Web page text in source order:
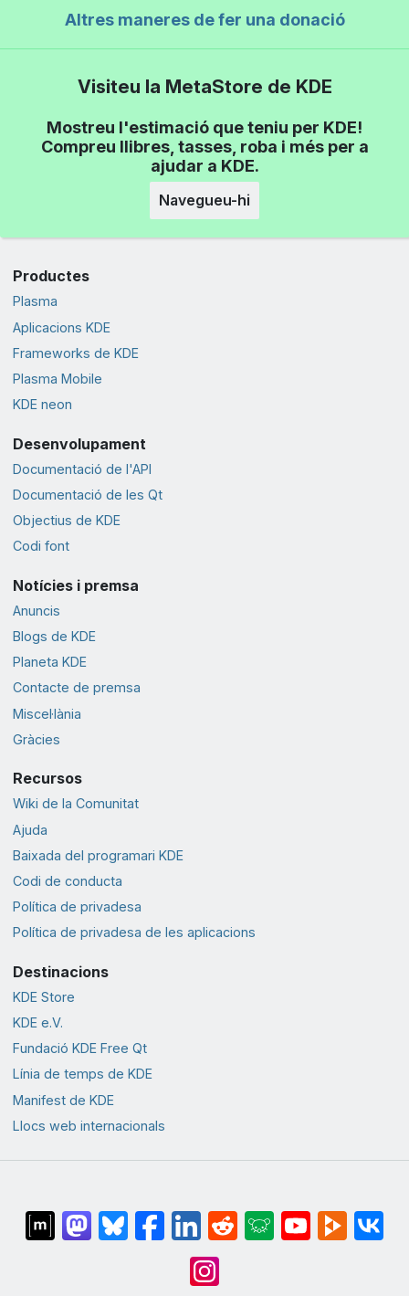
Altres maneres de fer una donació
Visiteu la MetaStore de KDE
Mostreu l'estimació que teniu per KDE!
Compreu llibres, tasses, roba i més per a
ajudar a KDE.
Navegueu-hi
Productes
Plasma
Aplicacions KDE
Frameworks de KDE
Plasma Mobile
KDE neon
Desenvolupament
Documentació de l'API
Documentació de les Qt
Objectius de KDE
Codi font
Notícies i premsa
Anuncis
Blogs de KDE
Planeta KDE
Contacte de premsa
Miscel·lània
Gràcies
Recursos
Wiki de la Comunitat
Ajuda
Baixada del programari KDE
Codi de conducta
Política de privadesa
Política de privadesa de les aplicacions
Destinacions
KDE Store
KDE e.V.
Fundació KDE Free Qt
Línia de temps de KDE
Manifest de KDE
Llocs web internacionals